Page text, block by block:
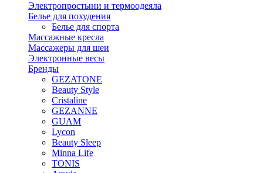
Электропростыни и термоодеяла
Белье для похудения
Белье для спорта
Массажные кресла
Массажеры для шеи
Электронные весы
Бренды
GEZATONE
Beauty Style
Cristaline
GEZANNE
GUAM
Lycon
Beauty Sleep
Minna Life
TONIS